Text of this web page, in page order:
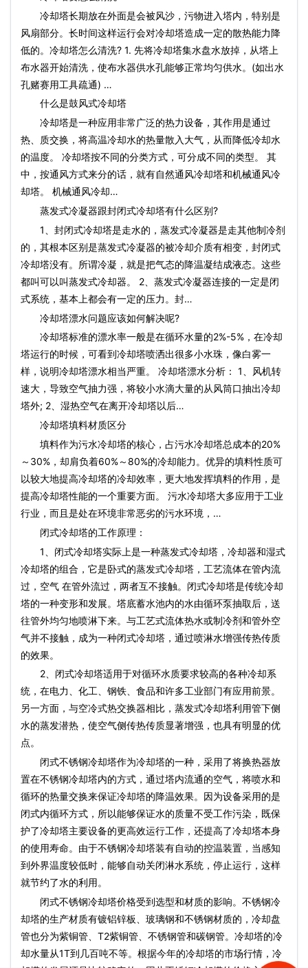
冷却塔长期放在外面是会被风沙，污物进入塔内，特别是
风扇部分。长时间这样运行会对冷却塔造成一定的散热能力降
低的。冷却塔怎么清洗? 1. 先将冷却塔集水盘水放掉，从塔上
布水器开始清洗，使布水器供水孔能够正常均匀供水。(如出水
孔赌赛用工具疏通) …
什么是鼓风式冷却塔
冷却塔是一种应用非常广泛的热力设备，其作用是通过
热、质交换，将高温冷却水的热量散入大气，从而降低冷却水
的温度。 冷却塔按不同的分类方式，可分成不同的类型。 其
中，按通风方式来分的话，就有自然通风冷却塔和机械通风冷
却塔。 机械通风冷却…
蒸发式冷凝器跟封闭式冷却塔有什么区别?
1、封闭式冷却塔是走水的，蒸发式冷凝器是走其他制冷剂
的，其根本区别是蒸发式冷凝器的被冷却介质有相变，封闭式
冷却塔没有。所谓冷凝，就是把气态的降温凝结成液态。这些
都叫可以叫蒸发式冷却器。 2、蒸发式冷凝器连接的一定是闭
式系统，基本上都会有一定的压力。封…
冷却塔漂水问题应该如何解决呢?
冷却塔标准的漂水率一般是在循环水量的2%-5%，在冷却
塔运行的时候，可看到冷却塔喷洒出很多小水珠，像白雾一
样，说明冷却塔漂水相当严重。 冷却塔漂水分析： 1、风机转
速大，导致空气抽力强，将较小水滴大量的从风筒口抽出冷却
塔外; 2、湿热空气在离开冷却塔以后…
冷却塔填料材质区分
填料作为污水冷却塔的核心，占污水冷却塔总成本的20%
～30%，却肩负着60%～80%的冷却能力。优异的填料性质可
以较大地提高冷却塔的冷却效率，更大地发挥填料的作用，是
提高冷却塔性能的一个重要方面。 污水冷却塔大多应用于工业
行业，而且是处在环境非常恶劣的污水环境，…
闭式冷却塔的工作原理：
1、闭式冷却塔实际上是一种蒸发式冷却塔，冷却器和湿式
冷却塔的组合，它是卧式的蒸发式冷却塔，工艺流体在管内流
过，空气 在管外流过，两者互不接触。闭式冷却塔是传统冷却
塔的一种变形和发展。塔底蓄水池内的水由循环泵抽取后，送
往管外均匀地喷淋下来。与工艺式流体热水或制冷剂和管外空
气并不接触，成为一种闭式冷却塔，通过喷淋水增强传热传质
的效果。
2、闭式冷却塔适用于对循环水质要求较高的各种冷却系
统，在电力、化工、钢铁、食品和许多工业部门有应用前景。
另一方面，与空冷式热交换器相比，蒸发式冷却塔利用管下侧
水的蒸发潜热，使空气侧传热传质显著增强，也具有明显的优
点。
闭式不锈钢冷却塔作为冷却塔的一种，采用了将换热器放
置在不锈钢冷却塔内的方式，通过塔内流通的空气，将喷水和
循环的热量交换来保证冷却塔的降温效果。因为设备采用的是
闭式内循环方式，所以能够保证水的质量不受工作污染，既保
护了冷却塔主要设备的更高效运行工作，还提高了冷却塔本身
的使用寿命。由于不锈钢冷却塔装有自动的控温装置，当感知
到外界温度较低时，能够自动关闭淋水系统，停止运行，这样
就节约了水的利用。
闭式不锈钢冷却塔价格受到选型和材质的影响。不锈钢冷
却塔的生产材质有镀铝锌板、玻璃钢和不锈钢材质的，冷却盘
管也分为紫铜管、T2紫铜管、不锈钢管和碳钢管。冷却塔的冷
却水量从1T到几百吨不等。根据今年的冷却塔的市场行情，冷